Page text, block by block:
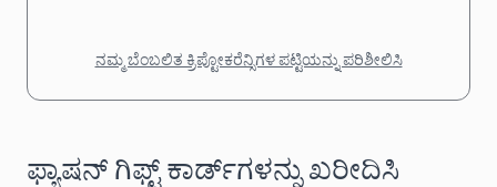
ನಮ್ಮ ಬೆಂಬಲಿತ ಕ್ರಿಪ್ಟೋಕರೆನ್ಸಿಗಳ ಪಟ್ಟಿಯನ್ನು ಪರಿಶೀಲಿಸಿ
ಫ್ಯಾಷನ್ ಗಿಫ್ಟ್ ಕಾರ್ಡ್‌ಗಳನ್ನು ಖರೀದಿಸಿ